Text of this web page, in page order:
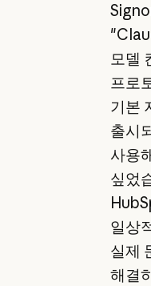
모델
프로
기본
출시
사용
싶었
일상
실제
해결